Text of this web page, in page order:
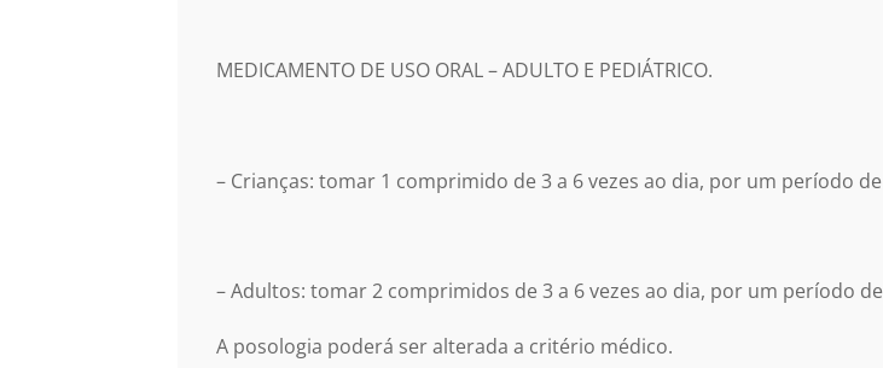
MEDICAMENTO DE USO ORAL – ADULTO E PEDIÁTRICO.
– Crianças: tomar 1 comprimido de 3 a 6 vezes ao dia, por um período
– Adultos: tomar 2 comprimidos de 3 a 6 vezes ao dia, por um período
A posologia poderá ser alterada a critério médico.